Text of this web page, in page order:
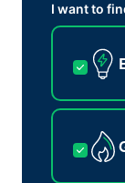
I want to